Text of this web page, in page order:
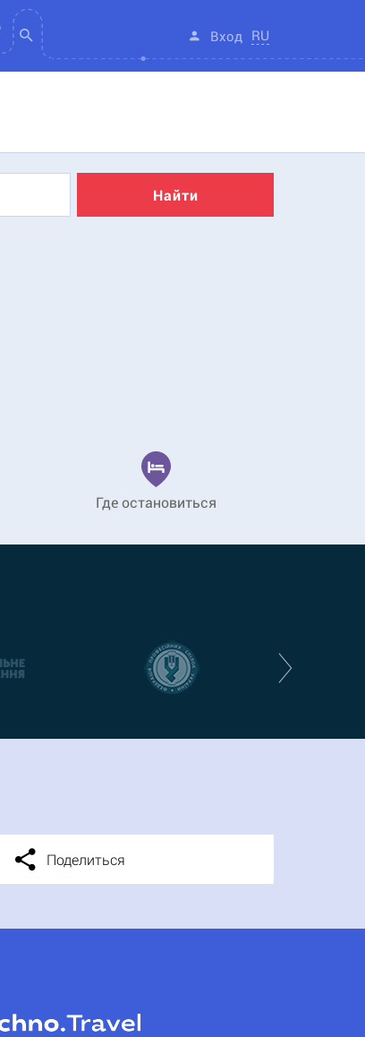
Вход RU
Найти
Где остановиться
Поделиться